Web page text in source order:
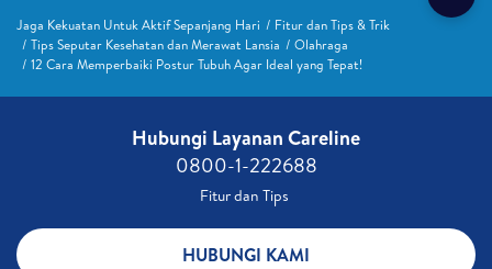
Jaga Kekuatan Untuk Aktif Sepanjang Hari
Fitur dan Tips & Trik
Tips Seputar Kesehatan dan Merawat Lansia
Olahraga
12 Cara Memperbaiki Postur Tubuh Agar Ideal yang Tepat!
Hubungi Layanan Careline​
0800-1-222688​
Fitur dan Tips ​
HUBUNGI KAMI